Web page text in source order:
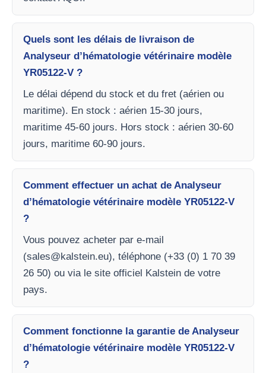
Quels sont les délais de livraison de
Analyseur d’hématologie vétérinaire modèle
YR05122-V ?
Le délai dépend du stock et du fret (aérien ou
maritime). En stock : aérien 15-30 jours,
maritime 45-60 jours. Hors stock : aérien 30-60
jours, maritime 60-90 jours.
Comment effectuer un achat de Analyseur
d’hématologie vétérinaire modèle YR05122-V
?
Vous pouvez acheter par e-mail
(sales@kalstein.eu), téléphone (+33 (0) 1 70 39
26 50) ou via le site officiel Kalstein de votre
pays.
Comment fonctionne la garantie de Analyseur
d’hématologie vétérinaire modèle YR05122-V
?